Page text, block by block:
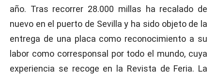
año. Tras recorrer 28.000 millas ha recalado de
nuevo en el puerto de Sevilla y ha sido objeto de la
entrega de una placa como reconocimiento a su
labor como corresponsal por todo el mundo, cuya
experiencia se recoge en la Revista de Feria. La